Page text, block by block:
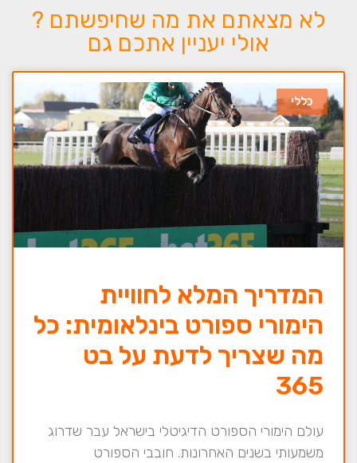
לא מצאתם את מה שחיפשתם ?
אולי יעניין אתכם גם
כללי
המדריך המלא לחוויית
הימורי ספורט בינלאומית: כל
מה שצריך לדעת על בט
365
עולם הימורי הספורט הדיגיטלי בישראל עבר שדרוג
משמעותי בשנים האחרונות. חובבי הספורט